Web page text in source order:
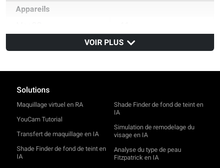
Appareils
VOIR PLUS
Solutions
Maquillage virtuel en RA
YouCam Tutorial
Transfert de maquillage en IA
Shade Finder de fond de teint en
IA
Shade Finder de fond de teint en
IA
Simulation de remodelage du
visage en IA
Analyse du type de peau
Fitzpatrick en IA